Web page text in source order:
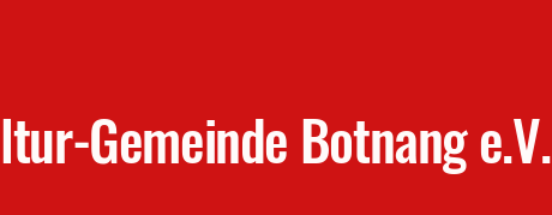
Gemeinde Botnang e.V.